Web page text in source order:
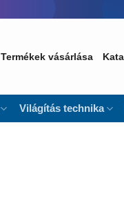
Termékek vásárlása
Világítás technika